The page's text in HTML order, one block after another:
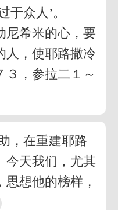
于众人’。
尼希米的心，要
人，使耶路撒冷
３，参拉二１～
，在重建耶路
今天我们，尤其
想他的榜样，